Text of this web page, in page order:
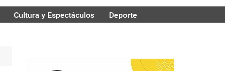
Cultura y Espectáculos Deporte